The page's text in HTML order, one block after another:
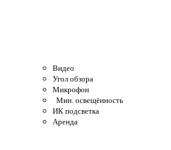
Видео
Угол обзора
Микрофон
Мин. освещённость
ИК подсветка
Аренда